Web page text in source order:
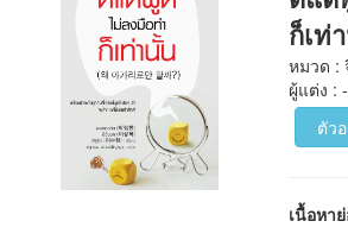
ก็เท่
หมวด :
ผู้แต่ง : -
ตัว
เนื้อหา